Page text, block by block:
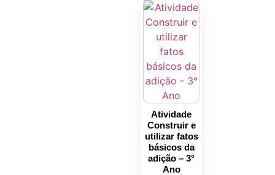
Atividade
Construir e
utilizar fatos
básicos da
adição – 3°
Ano